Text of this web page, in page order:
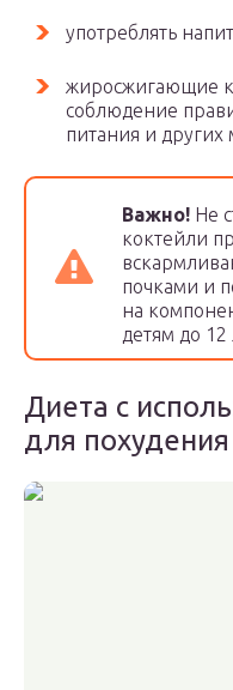
употреблять
жиросжигающие
соблюдение
питания и других
Важно! Не
коктейли
почками и
на
детям до 12
Диета с
для похудения